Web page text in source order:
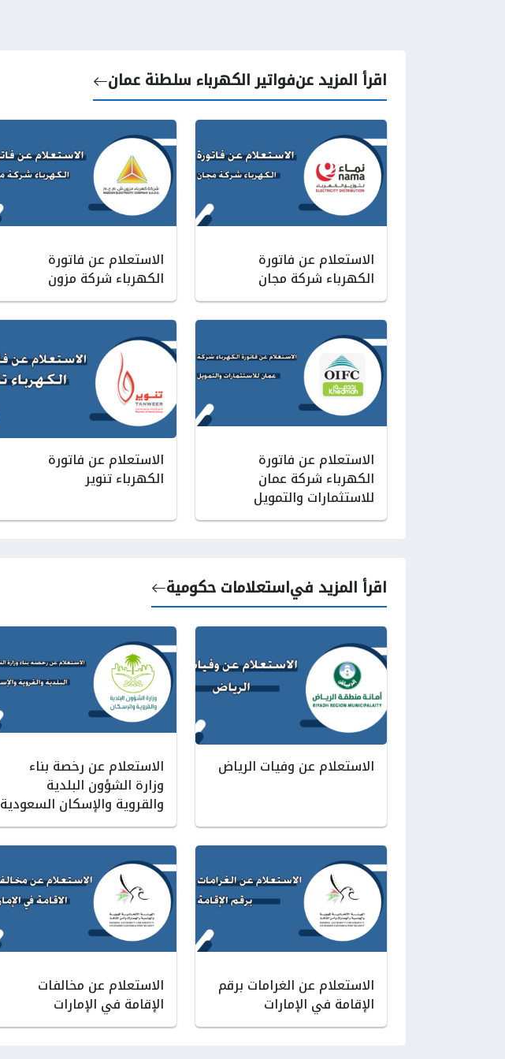
اقرأ المزيد عنفواتير الكهرباء سلطنة عمان
الاستعلام عن فاتورة
الكهرباء شركة مجان
الاستعلام عن فاتورة
الكهرباء شركة مزون
الاستعلام عن فاتورة
الكهرباء شركة عمان
للاستثمارات والتمويل
الاستعلام عن فاتورة
الكهرباء تنوير
اقرأ المزيد فياستعلامات حكومية
الاستعلام عن وفيات الرياض الاستعلام عن رخصة بناء
وزارة الشؤون البلدية
والقروية والإسكان السعودية
الاستعلام عن الغرامات برقم
الإقامة في الإمارات
الاستعلام عن مخالفات
الإقامة في الإمارات